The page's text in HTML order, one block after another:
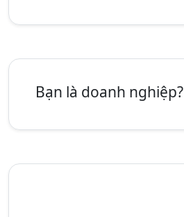
Bạn là doanh nghiệp?